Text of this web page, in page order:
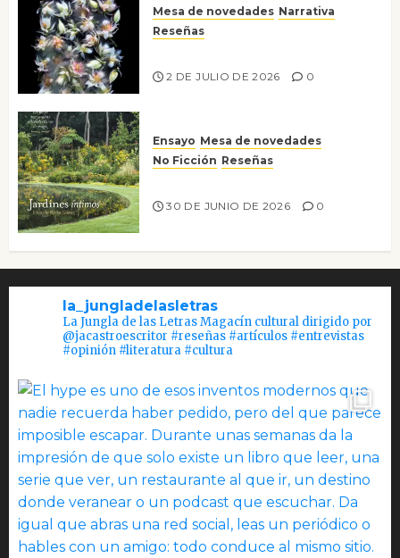
Mesa de novedades Narrativa
Reseñas
2 DE JULIO DE 2026 0
Ensayo Mesa de novedades
No Ficción Reseñas
30 DE JUNIO DE 2026 0
la_jungladelasletras
La Jungla de las Letras Magacín cultural dirigido por
@jacastroescritor #reseñas #artículos #entrevistas
#opinión #literatura #cultura